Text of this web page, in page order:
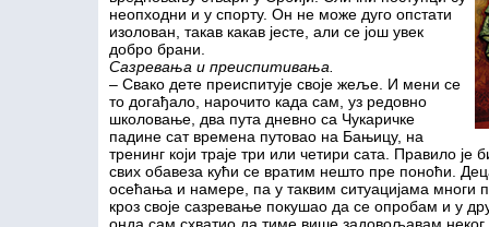
неопходни и у спорту. Он не може дуго опстати
изолован, такав какав јесте, али се још увек
добро брани.
Сазревања и преиспитивања.
– Свако дете преиспитује своје жеље. И мени се
то догађало, нарочито када сам, уз редовно
школовање, два пута дневно са Чукаричке
падине сат времена путовао на Бањицу, на
тренинг који траје три или четири сата. Правило
свих обавеза кући се вратим нешто пре поноћи.
осећања и намере, па у таквим ситуацијама многи
кроз своје сазревање покушао да се опробам и у